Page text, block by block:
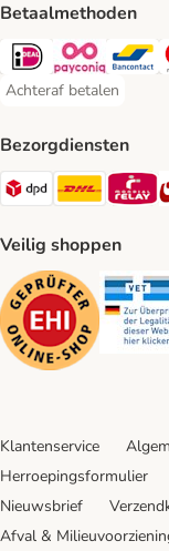
Betaalmethoden
iDeal Payment Method
Payconiq
Achteraf betalen
Achteraf betalen
Bezorgdiensten
Dpd Shipping
DHL
Veilig shoppen
Security
Klantenservice
Herroepingsformulier
Nieuwsbrief
Afval &